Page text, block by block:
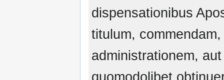
dispensationibus
titulum,
administrationem,
quomodolibet